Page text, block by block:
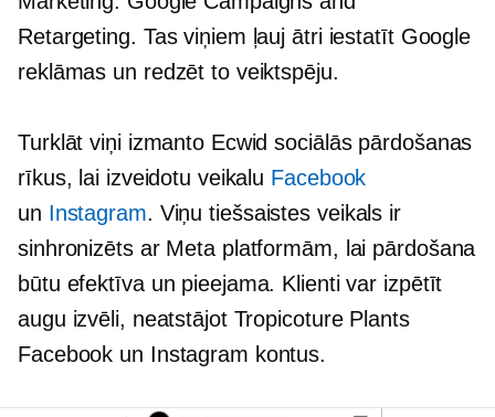
Retargeting. Tas viņiem ļauj ātri iestatīt Google
reklāmas un redzēt to veiktspēju.
Turklāt viņi izmanto Ecwid sociālās pārdošanas
rīkus, lai izveidotu veikalu Facebook
un Instagram. Viņu tiešsaistes veikals ir
sinhronizēts ar Meta platformām, lai pārdošana
būtu efektīva un pieejama. Klienti var izpētīt
augu izvēli, neatstājot Tropicoture Plants
Facebook un Instagram kontus.